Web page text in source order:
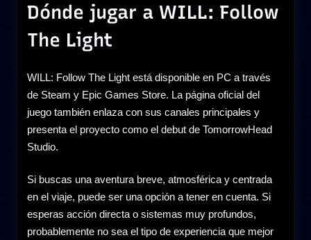
Dónde jugar a WILL: Follow
The Light
WILL: Follow The Light está disponible en PC a través
de Steam y Epic Games Store. La página oficial del
juego también enlaza con sus canales principales y
presenta el proyecto como el debut de TomorrowHead
Studio.
Si buscas una aventura breve, atmosférica y centrada
en el viaje, puede ser una opción a tener en cuenta. Si
esperas acción directa o sistemas muy profundos,
probablemente no sea el tipo de experiencia que mejor